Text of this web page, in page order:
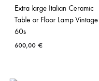
Extra large Italian Ceramic
Table or Floor Lamp Vintage
60s
600,00 €